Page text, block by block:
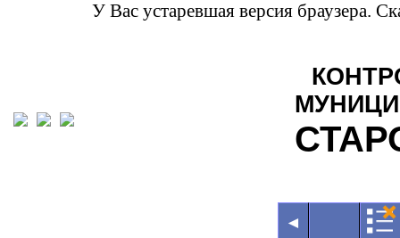
У Вас устаревшая версия браузера.
◄